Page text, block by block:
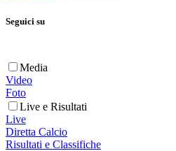
Seguici su
Media
Video
Foto
Live e Risultati
Live
Diretta Calcio
Risultati e Classifiche